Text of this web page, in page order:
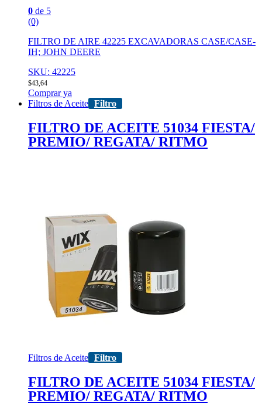
0 de 5
(0)
FILTRO DE AIRE 42225 EXCAVADORAS CASE/CASE-
IH; JOHN DEERE
SKU: 42225
$43,64
Comprar ya
Filtros de Aceite Filtro
FILTRO DE ACEITE 51034 FIESTA/
PREMIO/ REGATA/ RITMO
Filtros de Aceite Filtro
FILTRO DE ACEITE 51034 FIESTA/
PREMIO/ REGATA/ RITMO